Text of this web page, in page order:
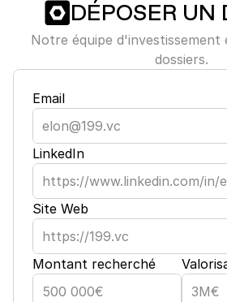
DÉPOSER UN
Notre équipe d'investissement
dossiers.
Email
LinkedIn
Site Web
Montant recherché